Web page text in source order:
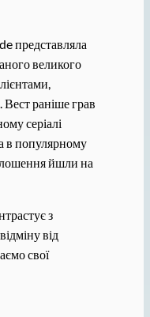
представляла
великого
Вест раніше грав
серіалі
в популярному
йшли на
з
від
свої